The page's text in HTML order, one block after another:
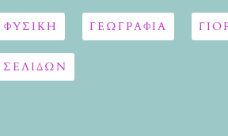
ΦΥΣΙΚΗ ΓΕΩΓΡΑΦΊΑ